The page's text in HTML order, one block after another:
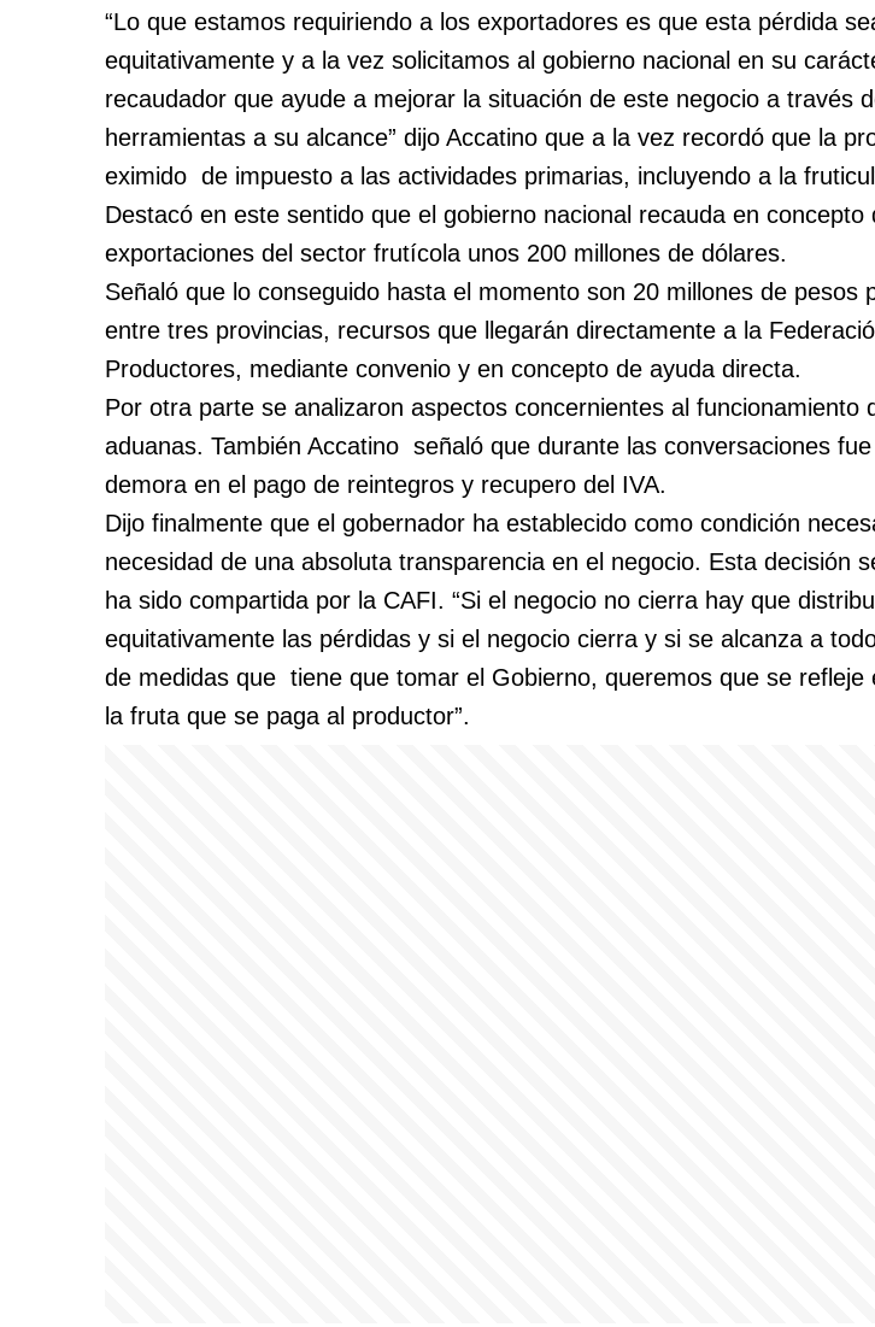
“Lo que estamos requiriendo a los exportadores es que esta pérdida
equitativamente y a la vez solicitamos al gobierno nacional en su
recaudador que ayude a mejorar la situación de este negocio a través
herramientas a su alcance” dijo Accatino que a la vez recordó que la
eximido de impuesto a las actividades primarias, incluyendo a la
Destacó en este sentido que el gobierno nacional recauda en concepto
exportaciones del sector frutícola unos 200 millones de dólares.
Señaló que lo conseguido hasta el momento son 20 millones de pesos
entre tres provincias, recursos que llegarán directamente a la
Productores, mediante convenio y en concepto de ayuda directa.
Por otra parte se analizaron aspectos concernientes al funcionamiento
aduanas. También Accatino señaló que durante las conversaciones
demora en el pago de reintegros y recupero del IVA.
Dijo finalmente que el gobernador ha establecido como condición
necesidad de una absoluta transparencia en el negocio. Esta decisión
ha sido compartida por la CAFI. “Si el negocio no cierra hay que
equitativamente las pérdidas y si el negocio cierra y si se alcanza a
de medidas que tiene que tomar el Gobierno, queremos que se refleje
la fruta que se paga al productor”.